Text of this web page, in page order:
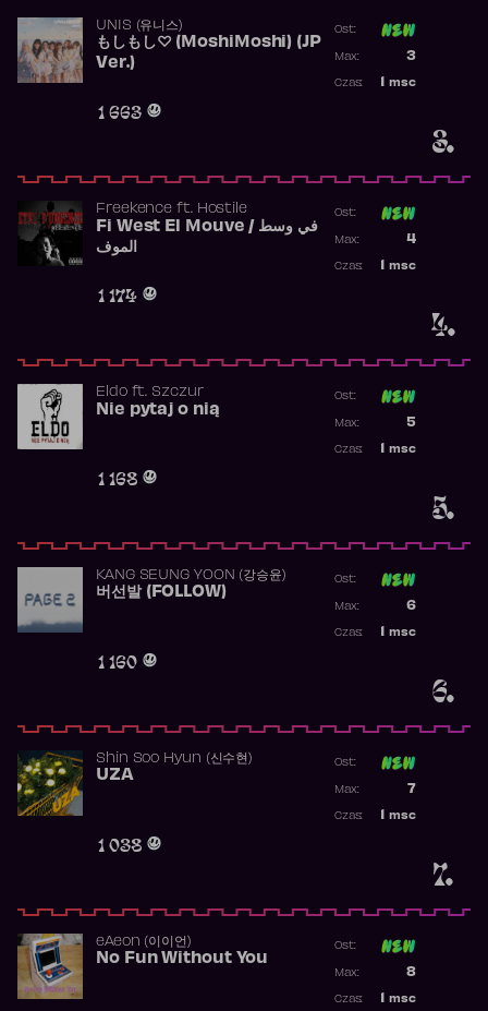
3.
UNIS (유니스)
もしもし♡ (MoshiMoshi) (JP
Ver.)
1 663
Ost:
3
Max:
msc
Czas:
4.
Freekence ft. Hostile
Fi West El Mouve / في وسط
الموف
1 174
Ost:
4
Max:
msc
Czas:
5.
Eldoft. Szczur
Nie pytaj o nią
1 168
Ost:
5
Max:
msc
Czas:
6.
KANG SEUNG YOON (강승윤)
버선발 (FOLLOW)
1 160
Ost:
6
Max:
msc
Czas:
7.
Shin Soo Hyun (신수현)
UZA
1 038
Ost:
7
Max:
msc
Czas:
​eAeon (이이언)
No Fun Without You
Ost:
8
Max:
msc
Czas: